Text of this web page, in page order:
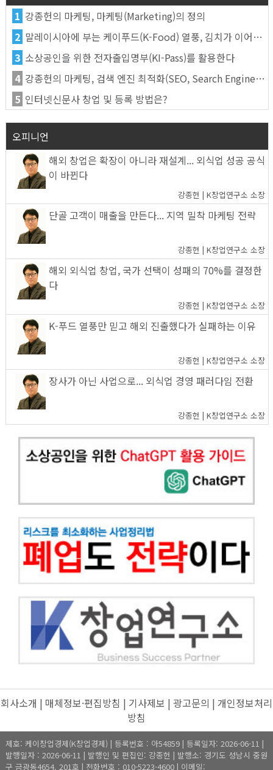
1 강종헌의 마케팅, 마케팅(Marketing)의 정의
2 말레이시아에 부는 케이푸드(K-Food) 열풍, 김치가 이어간다
3 소상공인을 위한 전자출입명부(KI-Pass)를 활용한다
4 강종헌의 마케팅, 검색 엔진 최적화(SEO, Search Engine Optimization)란
5 인터넷신문사 창업 및 등록 방법은?
오피니언
해외 창업은 확장이 아니라 재설계... 외식업 성공 공식
이 바뀐다
강종헌 | K창업연구소 소장
단골 고객이 매출을 만든다... 지역 밀착 마케팅 전략
강종헌 | K창업연구소 소장
해외 외식업 창업, 국가 선택이 성패의 70%를 결정한
다
강종헌 | K창업연구소 소장
K-푸드 열풍만 믿고 해외 진출했다가 실패하는 이유
강종헌 | K창업연구소 소장
장사가 아닌 사업으로... 외식업 경영 패러다임 전환
강종헌 | K창업연구소 소장
회사소개 | 매체정보·편집방침 | 기사제보 | 광고문의 | 개인정보처리
방침
제호: 케이창업경제(K창업경제) | 등록번호 : 아54859 | 등록일자: 2026-06-11 |
발행일자 : 2026-06-11 | 발행인 및 편집인: 강종헌 | 발행소: 경기도 성남시 중원
구 금광동4654. 201호 | 전화번호 : 010-5223-4600 | 이메일: